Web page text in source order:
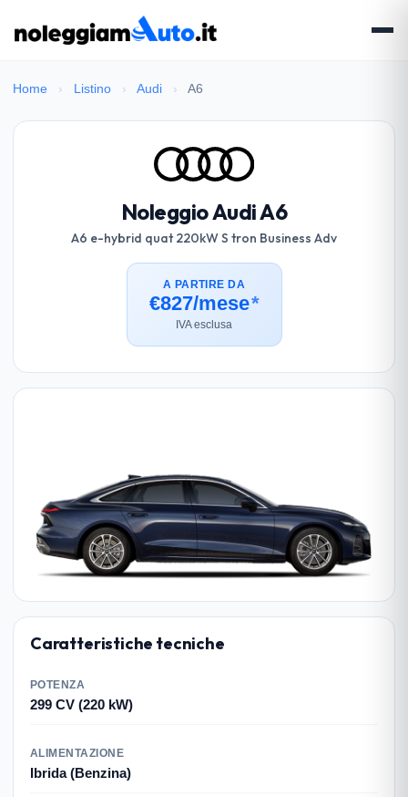
Home › Listino › Audi › A6
Noleggio Audi A6
A6 e-hybrid quat 220kW S tron Business Adv
A PARTIRE DA
€827/mese*
IVA esclusa
Caratteristiche tecniche
POTENZA
299 CV (220 kW)
ALIMENTAZIONE
Ibrida (Benzina)